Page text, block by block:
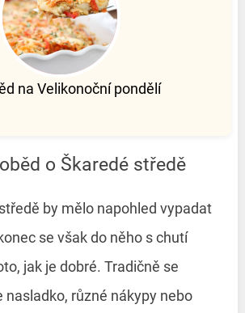
na Velikonoční pondělí
o Škaredé středě
by mělo napohled vypadat
se však do něho s chutí
jak je dobré. Tradičně se
nasladko, různé nákypy nebo